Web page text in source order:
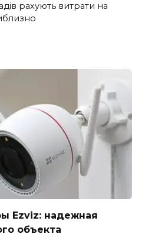
рахують витрати на
Ezviz: надежная
объекта